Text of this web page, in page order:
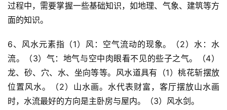
过程中，需要掌握一些基础知识，如地理、气象、建筑等方
面的知识。
6、风水元素指（1）风：空气流动的现象。（2）水：水
流。（3）气：地气与空中肉眼看不见的些子之气。（4）
龙、砂、穴、水、坐向等等。风水道具有（1）桃花斩摆放
位置风水。（2）山水画。水代表财富，客厅摆放山水画
时，水流最好的方向是主卧房与屋内。（3）风水剑。